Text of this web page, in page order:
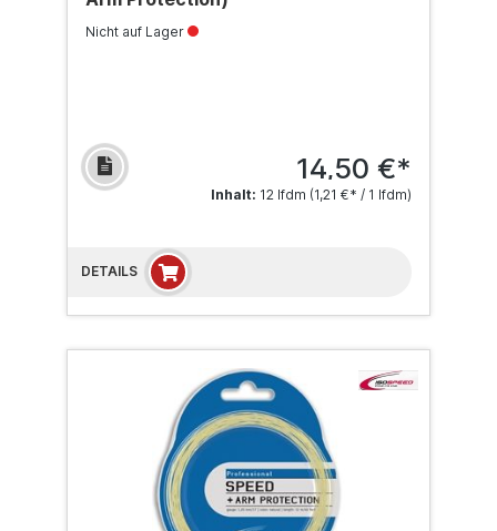
Nicht auf Lager
14,50 €*
Inhalt: 12 lfdm (1,21 €* / 1 lfdm)
DETAILS